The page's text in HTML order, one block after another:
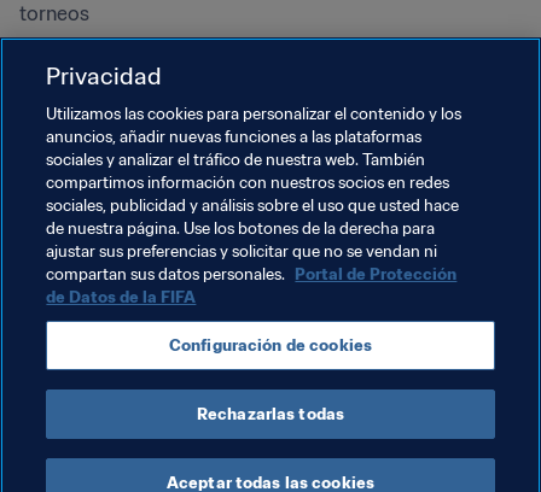
torneos
Derechos humanos y lucha
contra la discriminación
Salud y atención médica
Iniciativas educativas
TÉRMINOS DE SERVICIO
PORTAL DE PROTECCIÓN DE DATOS DE LA FIFA
DESCÁRGALO
CONFIGURACIÓN DE COOKIES
Copyright © 1994 - 2025 FIFA. Reservados todos los derechos.
Privacidad
Utilizamos las cookies para personalizar el contenido y los
anuncios, añadir nuevas funciones a las plataformas
sociales y analizar el tráfico de nuestra web. También
compartimos información con nuestros socios en redes
sociales, publicidad y análisis sobre el uso que usted hace
de nuestra página. Use los botones de la derecha para
ajustar sus preferencias y solicitar que no se vendan ni
compartan sus datos personales. Portal de Protección
de Datos de la FIFA
Configuración de cookies
Rechazarlas todas
Aceptar todas las cookies